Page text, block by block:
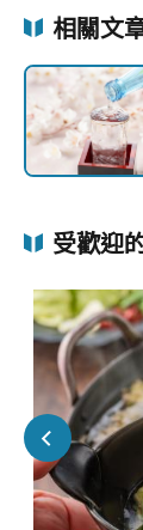
相關文
受歡迎